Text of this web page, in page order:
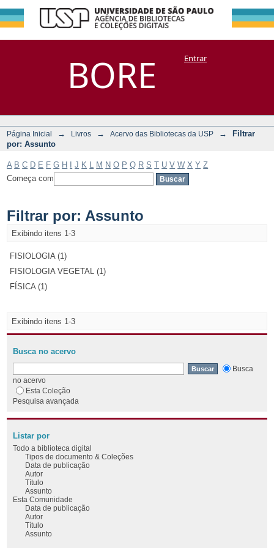
BORE
Filtrar por:
Assunto
DSpace/Manakin + CoriscoEntrar
Página Inicial → Livros → Acervo das Bibliotecas da USP →
Filtrar
por: Assunto
A B C D E F G H J K M N O P Q R S T U V W X Y Z
Começa com
Filtrar por: Assunto
Exibindo itens 1-3
FISIOLOGIA (1)
FISIOLOGIA VEGETAL (1)
FÍSICA (1)
Exibindo itens 1-3
Busca no acervo
Busca
no acervo
Esta Coleção
Pesquisa avançada
Listar por
Todo a biblioteca digital
Tipos de documento & Coleções
Data de publicação
Autor
Título
Assunto
Esta Comunidade
Data de publicação
Autor
Título
Assunto